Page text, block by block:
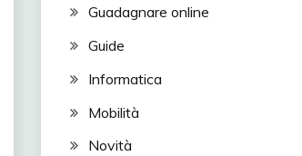
Guadagnare online
Guide
Informatica
Mobilità
Novità